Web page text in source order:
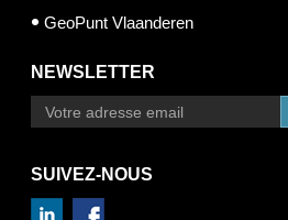
GeoPunt Vlaanderen
NEWSLETTER
SUIVEZ-NOUS